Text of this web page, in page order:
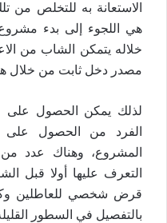
الاستعانة به للتخلص من
هي اللجوء إلى بدء
خلاله يتمكن الشاب من
مصدر دخل ثابت من خلال
لذلك يمكن الحصول
الفرد من الحصول
المشروع، وهناك عدد
التعرف عليها أولا قبل
قرض شخصي للعاطلين
بالتفصيل في السطور القليلة